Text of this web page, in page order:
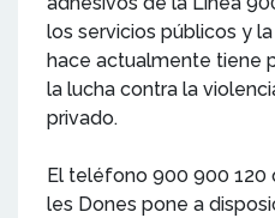
los servicios públicos y
hace actualmente tiene
la lucha contra la
privado.
El teléfono 900 900 120
les Dones pone a